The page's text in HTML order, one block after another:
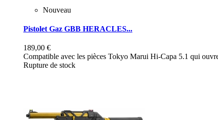
Nouveau
Pistolet Gaz GBB HERACLES...
189,00 €
Compatible avec les pièces Tokyo Marui Hi-Capa 5.1 qui
Rupture de stock